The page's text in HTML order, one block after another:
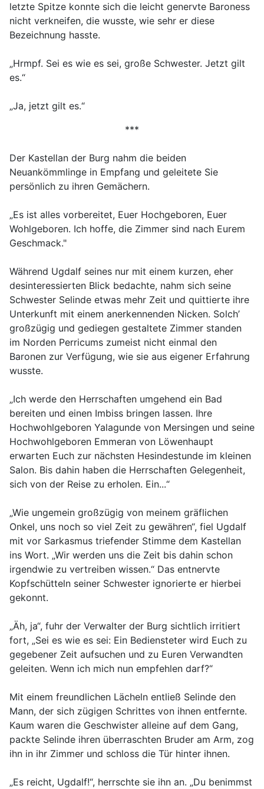
letzte Spitze konnte sich die leicht genervte Baroness
nicht verkneifen, die wusste, wie sehr er diese
Bezeichnung hasste.
„Hrmpf. Sei es wie es sei, große Schwester. Jetzt gilt
es.“
„Ja, jetzt gilt es.“
***
Der Kastellan der Burg nahm die beiden
Neuankömmlinge in Empfang und geleitete Sie
persönlich zu ihren Gemächern.
„Es ist alles vorbereitet, Euer Hochgeboren, Euer
Wohlgeboren. Ich hoffe, die Zimmer sind nach Eurem
Geschmack."
Während Ugdalf seines nur mit einem kurzen, eher
desinteressierten Blick bedachte, nahm sich seine
Schwester Selinde etwas mehr Zeit und quittierte ihre
Unterkunft mit einem anerkennenden Nicken. Solch’
großzügig und gediegen gestaltete Zimmer standen
im Norden Perricums zumeist nicht einmal den
Baronen zur Verfügung, wie sie aus eigener Erfahrung
wusste.
„Ich werde den Herrschaften umgehend ein Bad
bereiten und einen Imbiss bringen lassen. Ihre
Hochwohlgeboren Yalagunde von Mersingen und seine
Hochwohlgeboren Emmeran von Löwenhaupt
erwarten Euch zur nächsten Hesindestunde im kleinen
Salon. Bis dahin haben die Herrschaften Gelegenheit,
sich von der Reise zu erholen. Ein...“
„Wie ungemein großzügig von meinem gräflichen
Onkel, uns noch so viel Zeit zu gewähren“, fiel Ugdalf
mit vor Sarkasmus triefender Stimme dem Kastellan
ins Wort. „Wir werden uns die Zeit bis dahin schon
irgendwie zu vertreiben wissen.“ Das entnervte
Kopfschütteln seiner Schwester ignorierte er hierbei
gekonnt.
„Äh, ja“, fuhr der Verwalter der Burg sichtlich irritiert
fort, „Sei es wie es sei: Ein Bediensteter wird Euch zu
gegebener Zeit aufsuchen und zu Euren Verwandten
geleiten. Wenn ich mich nun empfehlen darf?“
Mit einem freundlichen Lächeln entließ Selinde den
Mann, der sich zügigen Schrittes von ihnen entfernte.
Kaum waren die Geschwister alleine auf dem Gang,
packte Selinde ihren überraschten Bruder am Arm, zog
ihn in ihr Zimmer und schloss die Tür hinter ihnen.
„Es reicht, Ugdalf!“, herrschte sie ihn an. „Du benimmst